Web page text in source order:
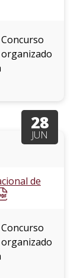
28
JUN
de